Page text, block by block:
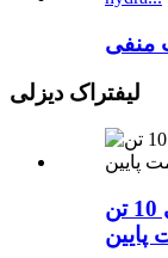
لیفتراک دیزلی
لیفتراک دیزلی 10 تن CPC100 سنگین با
پایین